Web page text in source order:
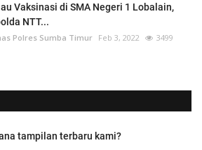
Vaksinasi di SMA Negeri 1 Lobalain,
NTT...
Polres Sumba Timur Feb 3, 2022 3499
tampilan terbaru kami?